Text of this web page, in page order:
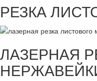
РЕЗКА
ЛАЗЕРНАЯ